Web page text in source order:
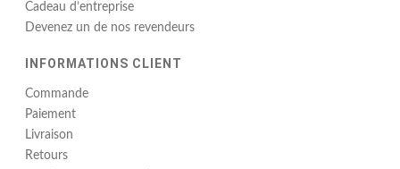
Cadeau d’entreprise
Devenez un de nos revendeurs
INFORMATIONS CLIENT
Commande
Paiement
Livraison
Retours